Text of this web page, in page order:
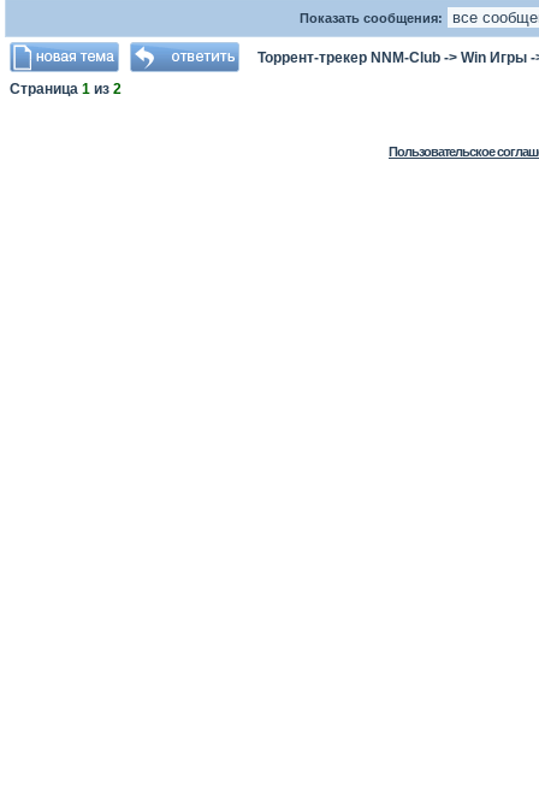
Показать сообщения:
Торрент-трекер NNM-Club -> Win Игры
Страница 1 из 2
Пользовательское